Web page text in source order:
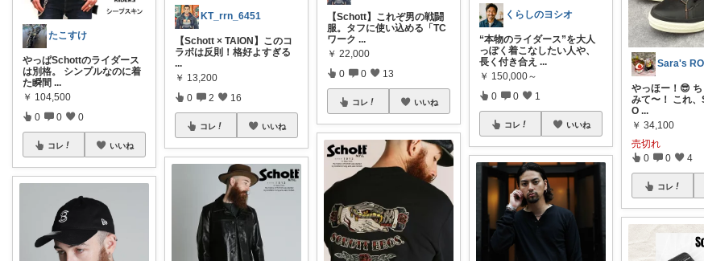
たこすけ
やっぱSchottのライダース
は別格。 シンプルなのに着
た瞬間 ...
￥ 104,500
0 0 0
コレ いいね
KT_rrn_6451
【Schott × TAION】このコ
ラボは反則！格好よすぎる
...
￥ 13,200
0 2 16
コレ いいね
【Schott】これぞ男の戦闘
服。タフに使い込める「TC
ワーク ...
￥ 22,000
0 0 13
コレ いいね
くらしのヨシオ
“本物のライダース”を大人
っぽく着こなしたい人や、
長く付き合え ...
￥ 150,000～
0 0 1
コレ いいね
Sara's
やっほー！😎
みて〜！ これ
O ...
￥ 34,100
売切れ
0 0 4
コレ